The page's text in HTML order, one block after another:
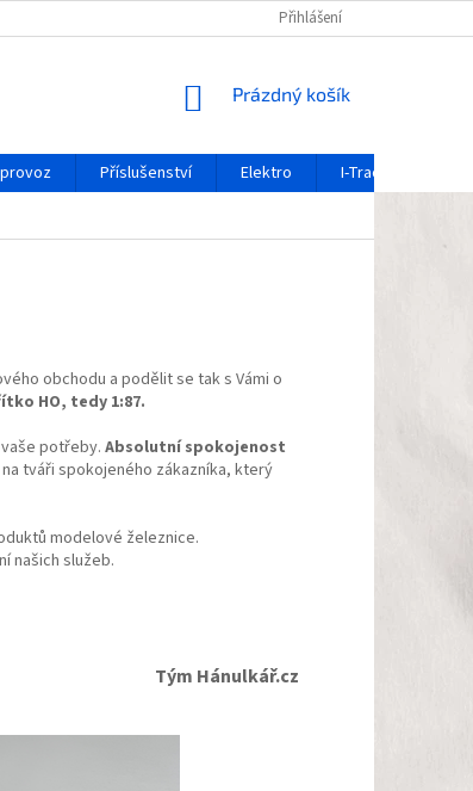
ÚDAJŮ REKLAMAČNÍ FORMULÁŘ
Přihlášení
NÁKUPNÍ
Prázdný košík
Příslušenství Elektro
I-Track / systém
obchodu a podělit se tak s Vámi o
HO, tedy 1:87.
potřeby. Absolutní spokojenost
tváři spokojeného zákazníka, který
modelové železnice.
našich služeb.
Tým Hánulkář.cz